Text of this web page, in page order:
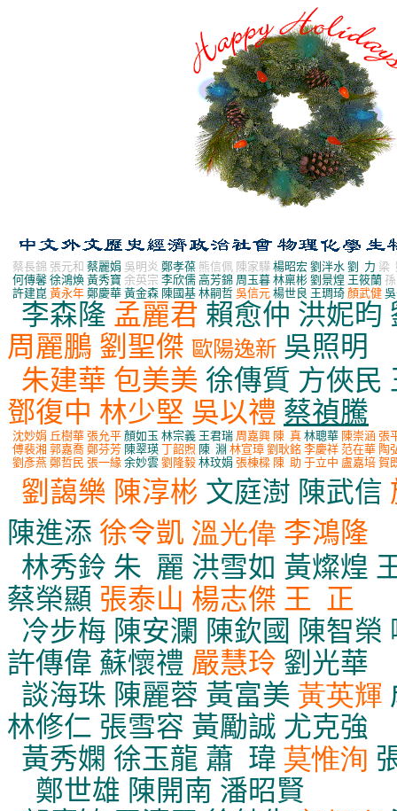
蔡長錦 張元和 蔡麗娟 吳明炎 鄭孝葆 熊信佩 陳家驊 楊昭宏 劉泮水 劉 力 梁
何傳馨 徐鴻煥 黃秀寶 余英宗 李欣儒 高芳錦 周玉暮 林稟彬 劉景煌 王筱蘭 孫
許建崑 黃永年 鄭慶華 黃金森 陳國基 林嗣哲 吳信元 楊世良 王琱琦 顏武健
李森隆 孟麗君 賴愈仲 洪妮昀
周麗鵬 劉聖傑 歐陽逸新 吳照明
朱建華 包美美 徐傳質 方俠民
鄧復中 林少堅 吳以禮 蔡禎騰
沈妙娟 丘樹華 張允平 顏如玉 林宗義 王君瑞 周嘉興 陳 真 林聰華 陳崇涵 張
傅裴湘 郭嘉喬 鄭芬芳 陳翠瑛 丁韶煦 陳 淵 林宣璋 劉耿銘 李慶祥 范在華 陶
劉彥燕 鄭哲民 張一緣 余妙雲 劉隆毅 林玟娟 張棟樑 陳 助 于立中 盧嘉培 賀
劉藹樂 陳淳彬 文庭澍 陳武信
陳進添 徐令凱 溫光偉 李鴻隆
林秀鈴 朱 麗 洪雪如 黃燦煌
蔡榮顯 張泰山 楊志傑 王 正
冷步梅 陳安瀾 陳欽國 陳智榮
許傳偉 蘇懷禮 嚴慧玲 劉光華
談海珠 陳麗蓉 黃富美 黃英輝
林修仁 張雪容 黃勵誠 尤克強
黃秀嫻 徐玉龍 蕭 瑋 莫惟洵
鄭世雄 陳開南 潘昭賢